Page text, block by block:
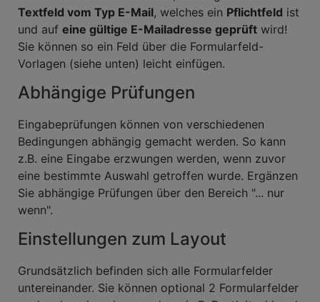
Textfeld vom Typ E-Mail, welches ein Pflichtfeld ist
und auf eine gültige E-Mailadresse geprüft wird!
Sie können so ein Feld über die Formularfeld-
Vorlagen (siehe unten) leicht einfügen.
Abhängige Prüfungen
Eingabeprüfungen können von verschiedenen
Bedingungen abhängig gemacht werden. So kann
z.B. eine Eingabe erzwungen werden, wenn zuvor
eine bestimmte Auswahl getroffen wurde. Ergänzen
Sie abhängige Prüfungen über den Bereich "... nur
wenn".
Einstellungen zum Layout
Grundsätzlich befinden sich alle Formularfelder
untereinander. Sie können optional 2 Formularfelder